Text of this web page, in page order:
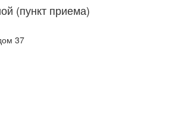
(пункт приема)
37